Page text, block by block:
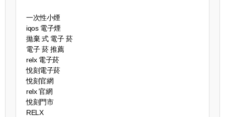
一次性小煙
iqos 電子煙​
拋棄 式 電子 菸​
電子 菸 推薦
relx 電子菸
悅刻電子菸
悅刻官網
relx 官網
悅刻門市
RELX